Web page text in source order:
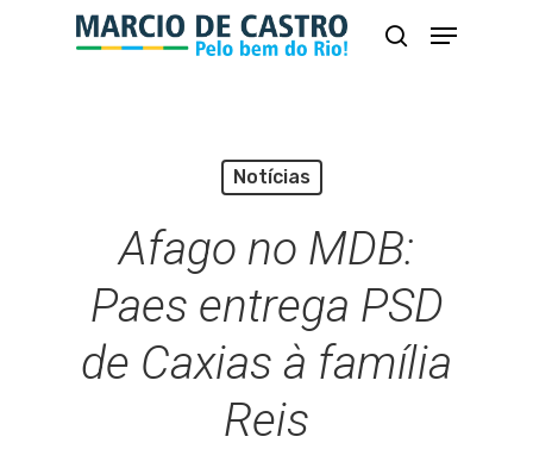
busca
Menu
Notícias
Afago no MDB:
Paes entrega PSD
de Caxias à família
Reis